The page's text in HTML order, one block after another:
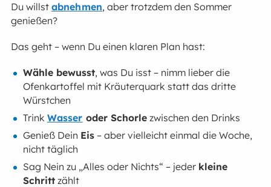
Du willst abnehmen, aber trotzdem den Sommer
genießen?
Das geht – wenn Du einen klaren Plan hast:
Wähle bewusst, was Du isst – nimm lieber die
Ofenkartoffel mit Kräuterquark statt das dritte
Würstchen
Trink Wasser oder Schorlezwischen den Drinks
Genieß Dein Eis– aber vielleicht einmal die Woche,
nicht täglich
Sag Nein zu „Alles oder Nichts“ – jeder kleine
Schrittzählt